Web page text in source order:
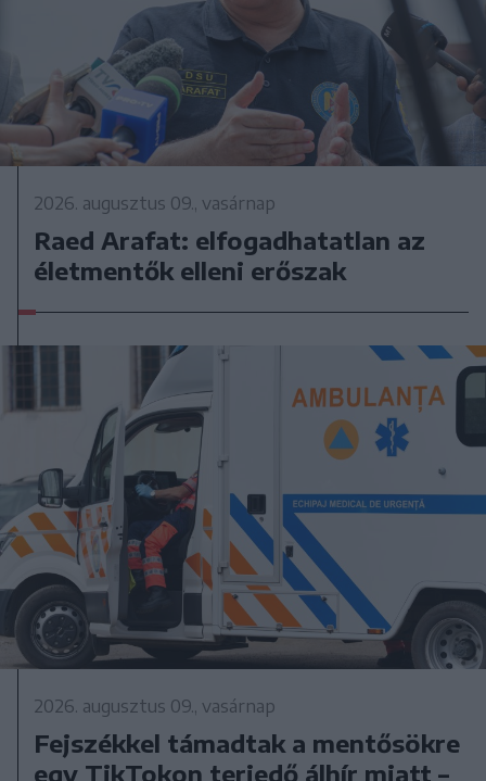
2026. augusztus 09., vasárnap
Raed Arafat: elfogadhatatlan az
életmentők elleni erőszak
2026. augusztus 09., vasárnap
Fejszékkel támadtak a mentősökre
egy TikTokon terjedő álhír miatt –